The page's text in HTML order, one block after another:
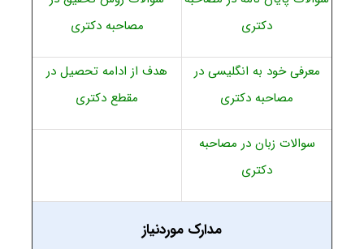
دکتری
مصاحبه دکتری
معرفی خود به انگلیسی در
مصاحبه دکتری
هدف از ادامه تحصیل در
مقطع دکتری
سوالات زبان در مصاحبه
دکتری
مدارک موردنیاز